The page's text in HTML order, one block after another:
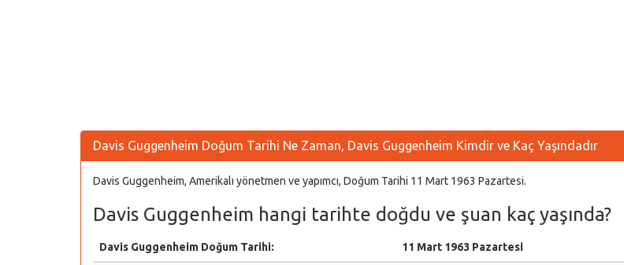
Davis Guggenheim Doğum Tarihi Ne Zaman, Davis Guggenheim Kimdir ve Kaç Yaşındadır
Davis Guggenheim, Amerikalı yönetmen ve yapımcı, Doğum Tarihi 11 Mart 1963 Pazartesi.
Davis Guggenheim hangi tarihte doğdu ve şuan kaç yaşında?
Davis Guggenheim Doğum Tarihi: 11 Mart 1963 Pazartesi